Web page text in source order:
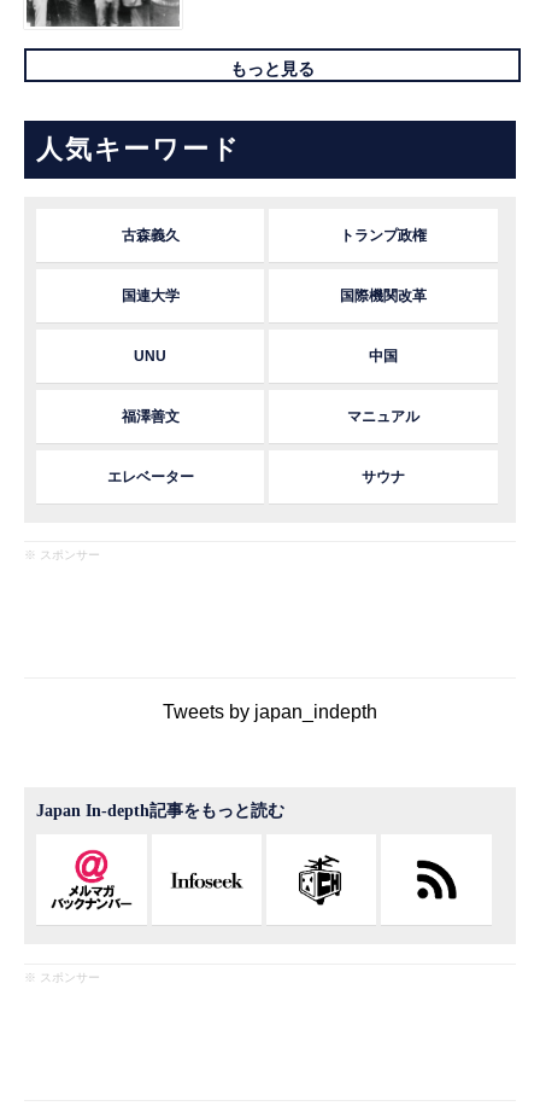
もっと見る
人気キーワード
古森義久 トランプ政権
国連大学 国際機関改革
UNU 中国
福澤善文 マニュアル
エレベーター サウナ
※ スポンサー
Tweets by japan_indepth
Japan In-depth記事をもっと読む
※ スポンサー